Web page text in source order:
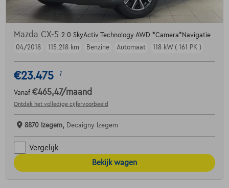
Mazda CX-5 2.0 SkyActiv Technology AWD *Camera*Navigatie
04/2018
115.218 km Benzine Automaat 118 kW ( 161 PK )
€23.475 1
Vanaf €465,47/maand
Ontdek het volledige cijfervoorbeeld
8870 Izegem, Decaigny Izegem
Vergelijk
Bekijk wagen